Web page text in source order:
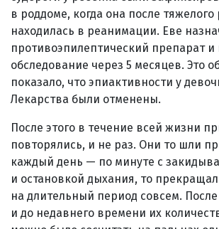
в роддоме, когда она после
находилась в реанимации. Еве
противоэпилептический препарат и
обследование через 5 месяцев. Это
показало, что эпиактивности у
Лекарства были отменены.
После этого в течение всей жизни
повторялись, и не раз. Они то шли
каждый день — по минуте с
и остановкой дыхания, то
на длительный период совсем. После
и до недавнего времени их